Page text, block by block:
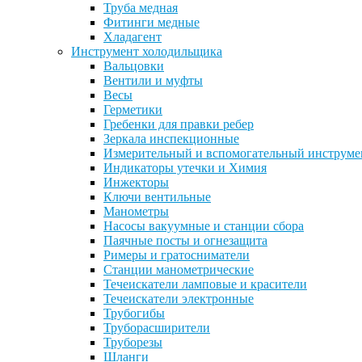
Труба медная
Фитинги медные
Хладагент
Инструмент холодильщика
Вальцовки
Вентили и муфты
Весы
Герметики
Гребенки для правки ребер
Зеркала инспекционные
Измерительный и вспомогательный
Индикаторы утечки и Химия
Инжекторы
Ключи вентильные
Манометры
Насосы вакуумные и станции сбора
Паячные посты и огнезащита
Римеры и гратосниматели
Станции манометрические
Течеискатели ламповые и красители
Течеискатели электронные
Трубогибы
Труборасширители
Труборезы
Шланги